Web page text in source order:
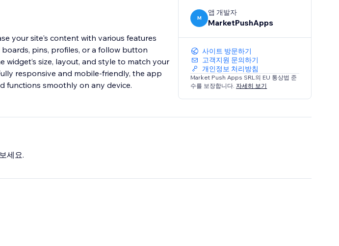
your site's content with various features
pins, profiles, or a follow button
size, layout, and style to match your
responsive and mobile-friendly, the app
functions smoothly on any device.
M
앱 개발자
MarketPushApps
사이트 방문하기
고객지원 문의하기
개인정보 처리방침
Market Push Apps SRL의 EU 통상법 준
수를 보장합니다.자세히 보기
세요.